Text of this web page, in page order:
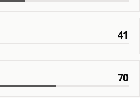
41
70